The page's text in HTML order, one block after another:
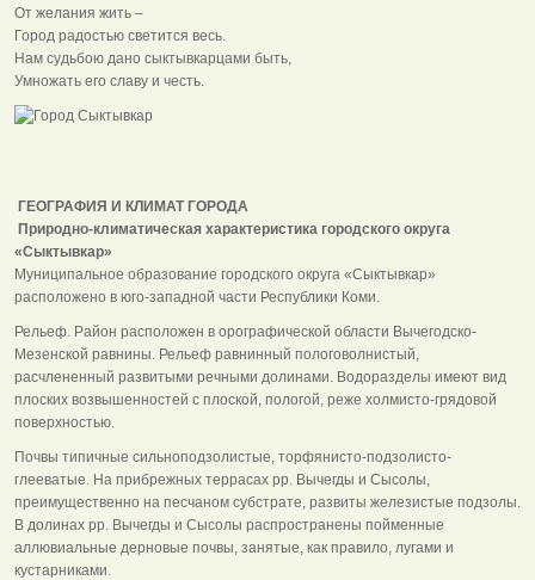
От желания жить –
Город радостью светится весь.
Нам судьбою дано сыктывкарцами быть,
Умножать его славу и честь.
ГЕОГРАФИЯ И КЛИМАТ ГОРОДА
Природно-климатическая характеристика городского округа
«Сыктывкар»
Муниципальное образование городского округа «Сыктывкар»
расположено в юго-западной части Республики Коми.
Рельеф. Район расположен в орографической области Вычегодско-
Мезенской равнины. Рельеф равнинный пологоволнистый,
расчлененный развитыми речными долинами. Водоразделы имеют вид
плоских возвышенностей с плоской, пологой, реже холмисто-грядовой
поверхностью.
Почвы типичные сильноподзолистые, торфянисто-подзолисто-
глееватые. На прибрежных террасах рр. Вычегды и Сысолы,
преимущественно на песчаном субстрате, развиты железистые подзолы.
В долинах рр. Вычегды и Сысолы распространены пойменные
аллювиальные дерновые почвы, занятые, как правило, лугами и
кустарниками.